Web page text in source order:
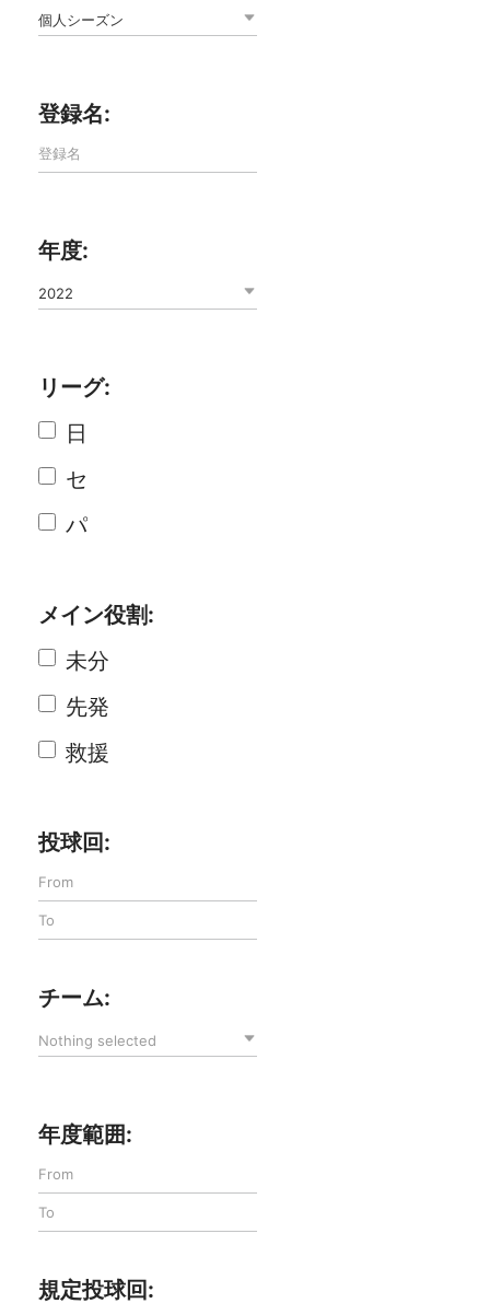
個人シーズン
登録名:
年度:
2022
リーグ:
日
セ
パ
メイン役割:
未分
先発
救援
投球回:
チーム:
Nothing selected
年度範囲:
規定投球回: